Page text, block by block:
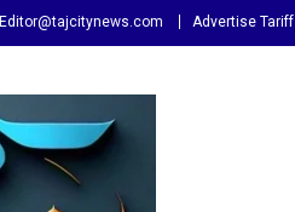
Editor@tajcitynews.com Advertise Tariff